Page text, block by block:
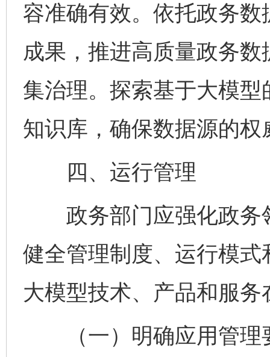
容准确有效。依托政务
成果，推进高质量政务
集治理。探索基于大模
知识库，确保数据源的
四、运行管理
政务部门应强化政务
健全管理制度、运行模
大模型技术、产品和服
（一）明确应用管理